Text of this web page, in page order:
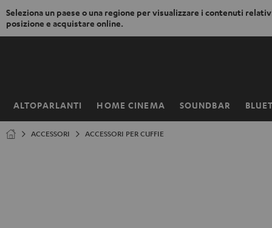
Seleziona un paese o una regione per visualizzare i contenuti
posizione e acquistare online.
ALTOPARLANTI HOME CINEMA SOUNDBAR
Pagina
ACCESSORI ACCESSORI PER CUFFIE